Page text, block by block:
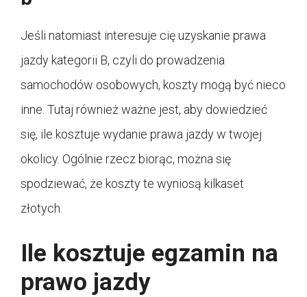
Jeśli natomiast interesuje cię uzyskanie prawa
jazdy kategorii B, czyli do prowadzenia
samochodów osobowych, koszty mogą być nieco
inne. Tutaj również ważne jest, aby dowiedzieć
się, ile kosztuje wydanie prawa jazdy w twojej
okolicy. Ogólnie rzecz biorąc, można się
spodziewać, że koszty te wyniosą kilkaset
złotych.
Ile kosztuje egzamin na
prawo jazdy